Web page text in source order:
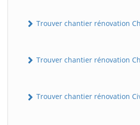
Trouver chantier rénovation
Trouver chantier rénovation
Trouver chantier rénovation
B BatiWebPro